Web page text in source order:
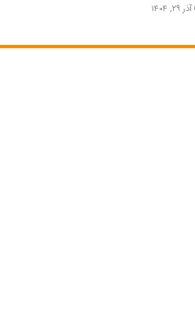
آذر ۲۹, ۱۴۰۴